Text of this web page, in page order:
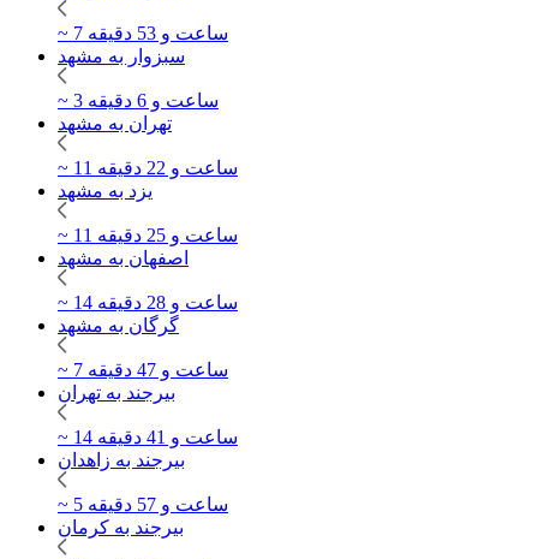
~ 7 ساعت و 53 دقیقه
سبزوار به مشهد
~ 3 ساعت و 6 دقیقه
تهران به مشهد
~ 11 ساعت و 22 دقیقه
یزد به مشهد
~ 11 ساعت و 25 دقیقه
اصفهان به مشهد
~ 14 ساعت و 28 دقیقه
گرگان به مشهد
~ 7 ساعت و 47 دقیقه
بیرجند به تهران
~ 14 ساعت و 41 دقیقه
بیرجند به زاهدان
~ 5 ساعت و 57 دقیقه
بیرجند به کرمان